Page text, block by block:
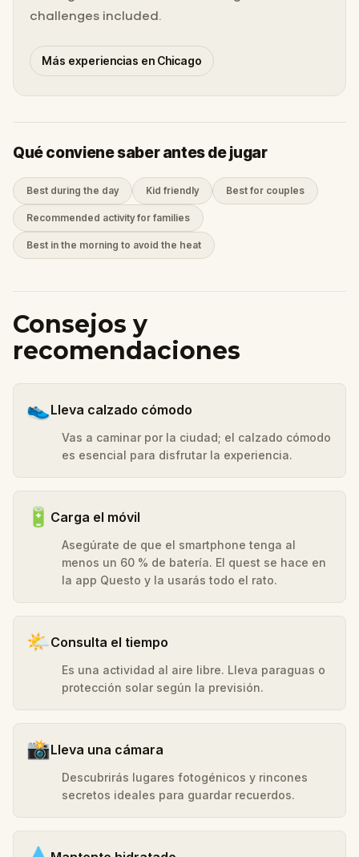
challenges included.
Más experiencias en Chicago
Qué conviene saber antes de jugar
Best during the day Kid friendly Best for couples
Recommended activity for families
Best in the morning to avoid the heat
Consejos y
recomendaciones
👟Lleva calzado cómodo
Vas a caminar por la ciudad; el calzado cómodo
es esencial para disfrutar la experiencia.
🔋 Carga el móvil
Asegúrate de que el smartphone tenga al
menos un 60 % de batería. El quest se hace en
la app Questo y la usarás todo el rato.
🌤️Consulta el tiempo
Es una actividad al aire libre. Lleva paraguas o
protección solar según la previsión.
📸Lleva una cámara
Descubrirás lugares fotogénicos y rincones
secretos ideales para guardar recuerdos.